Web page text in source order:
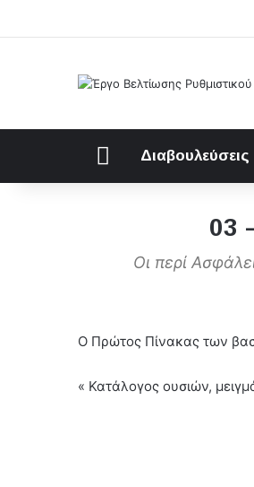
ΑρχικήΔιαβουλεύσεις
03
Οι περί
Ο Πρώτος Πίνακας των
« Κατάλογος ουσιών,